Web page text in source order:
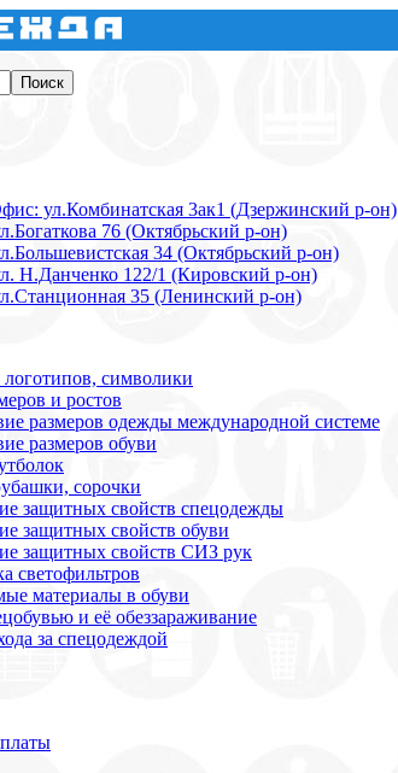
ул.Комбинатская 3ак1 (Дзержинский р-он)
76 (Октябрьский р-он)
34 (Октябрьский р-он)
Н.Данченко 122/1 (Кировский р-он)
35 (Ленинский р-он)
символики
и ростов
размеров одежды международной системе
размеров обуви
сорочки
защитных свойств спецодежды
защитных свойств обуви
защитных свойств СИЗ рук
светофильтров
материалы в обуви
и её обеззараживание
за спецодеждой